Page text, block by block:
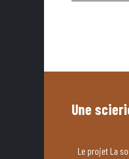
Une
Le projet La